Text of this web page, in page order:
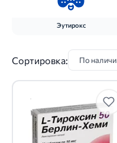
Эутирокс
Сортировка: